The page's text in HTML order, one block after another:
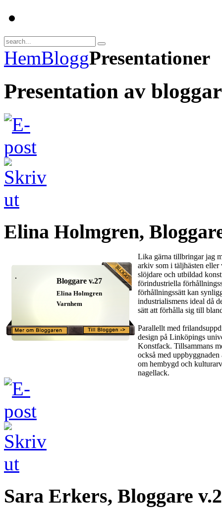
HemBloggPresentationer
Presentation av
Elina Holmgren,
Bloggare v.27
Elina Holmgren
Varnhem
Lika gärna tillbringar jag
arkiv som i täljhästen eller
slöjdare och utbildad
förindustriella
förhållningssätt kan
industrialismens ideal då
sätt att förhålla sig till
Parallellt med
design på Linköpings
Konstfack. Tillsammans
också med
om hembygd och
nagellack.
Sara Erkers, Bloggare